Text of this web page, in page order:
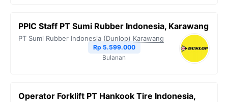
PPIC Staff PT Sumi Rubber Indonesia, Karawang
PT Sumi Rubber Indonesia (Dunlop) Karawang
Rp 5.599.000
Bulanan
Operator Forklift PT Hankook Tire Indonesia,